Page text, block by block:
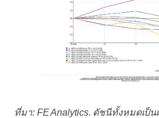
ที่มา: FE Analytics. ดัชนีทั้งหมดเป็